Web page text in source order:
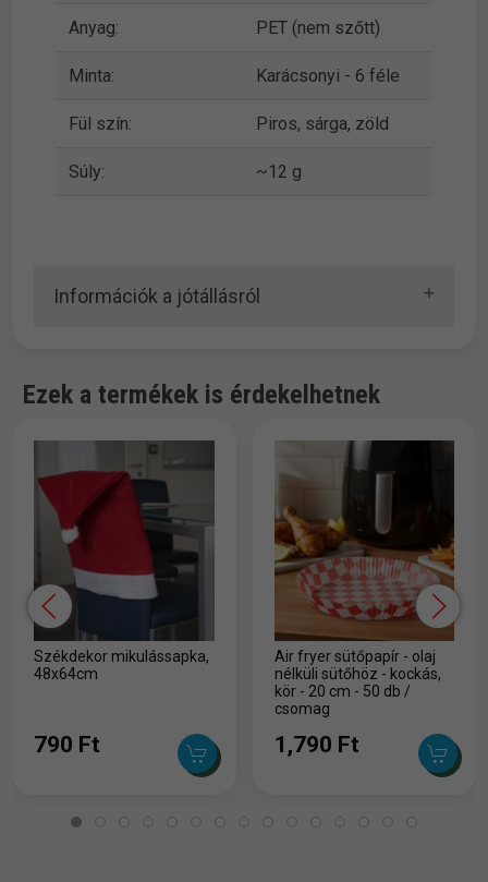
Anyag: PET (nem szőtt)
Minta: Karácsonyi - 6 féle
Fül szín: Piros, sárga, zöld
Súly: ~12 g
Információk a jótállásról
Ezek a termékek is érdekelhetnek
Székdekor mikulássapka,
48x64cm
790 Ft
Air fryer sütőpapír - olaj
nélküli sütőhöz - kockás,
kör - 20 cm - 50 db /
csomag
1,790 Ft